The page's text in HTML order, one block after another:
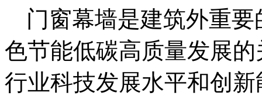
门窗幕墙是建筑外重
色节能低碳高质量发展
行业科技发展水平和创